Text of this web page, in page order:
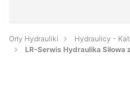
Orły Hydrauliki
Hydraulicy -
LR-Serwis Hydraulika